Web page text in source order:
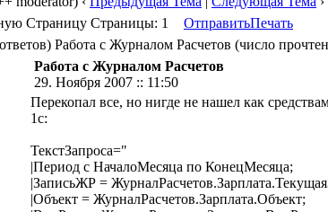
Страницы: 1
ОтправитьПечать
Работа с Журналом Расчетов (число
Работа с Журналом Расчетов
29. Ноября 2007 :: 11:50
Перекопал все, но нигде не нашел как
1с:
ТекстЗапроса="
|Период с НачалоМесяца по КонецМесяца;
|ЗаписьЖР =
|Объект = ЖурналРасчетов.Зарплата.Объект;